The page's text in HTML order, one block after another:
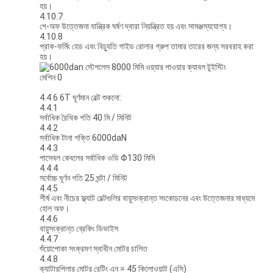
হয়।
4.10.7
পে-অফ উত্তেজনা যান্ত্রিক ঘর্ষণ দ্বারা নিয়ন্ত্রিত হয় এবং সামঞ্জস্যযোগ্য।
4.10.8
প্রাক-ফর্মিং হেড এবং বিচ্যুতি গাইড রোলার গ্রুপ তামার তারের জন্য সরবরাহ করা
হয়।
4.4 6 6T ঘূর্ণমান বেল্ট শুকনো:
4.4.1
সর্বাধিক রৈখিক গতি 40 মি / মিনিট
4.4.2
সর্বাধিক টানা শক্তি 6000daN
4.4.3
পাসেবল কেবলের সর্বাধিক ওডি Φ130 মিমি
4.4.4
সর্বোচ্চ ঘূর্ণন গতি 25 ঘন্টা / মিনিট
4.4.5
শীর্ষ এবং নীচের ফ্ল্যাট বেল্টগুলির বায়ুসংক্রান্ত সংকোচনের এবং উত্তেজনার মাধ্যমে
হোল অফ।
4.4.6
বায়ুসংক্রান্ত ব্রেকিং ডিভাইস
4.4.7
শুঁয়োপোকা সংক্রমণ স্বাধীন মোটর চালিত
4.4.8
ক্যাটারপিলার মোটর রেটিং এন = 45 কিলোওয়াট (এসি)